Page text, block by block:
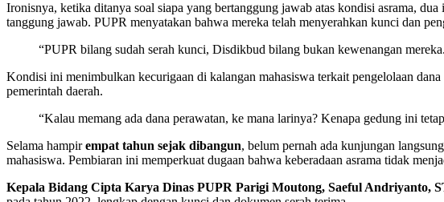
Ironisnya, ketika ditanya soal siapa yang bertanggung jawab atas kondisi asrama,
tanggung jawab. PUPR menyatakan bahwa mereka telah menyerahkan kunci dan
“PUPR bilang sudah serah kunci, Disdikbud bilang bukan kewenangan
Kondisi ini menimbulkan kecurigaan di kalangan mahasiswa terkait pengelolaan
pemerintah daerah.
“Kalau memang ada dana perawatan, ke mana larinya? Kenapa gedung ini
Selama hampirempat tahun sejak dibangun, belum pernah ada kunjungan
mahasiswa. Pembiaran ini memperkuat dugaan bahwa keberadaan asrama tidak
Kepala Bidang Cipta Karya Dinas PUPR Parigi Moutong, Saeful Andriyanto,